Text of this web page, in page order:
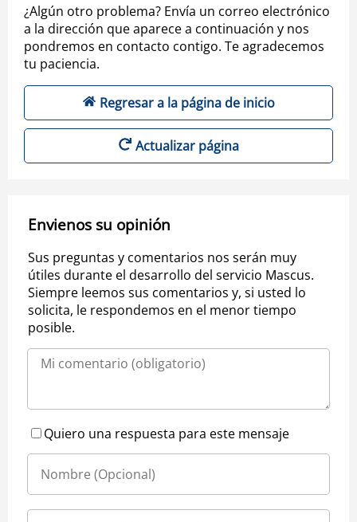
¿Algún otro problema? Envía un correo electrónico
a la dirección que aparece a continuación y nos
pondremos en contacto contigo. Te agradecemos
tu paciencia.
Regresar a la página de inicio
Actualizar página
Envienos su opinión
Sus preguntas y comentarios nos serán muy
útiles durante el desarrollo del servicio Mascus.
Siempre leemos sus comentarios y, si usted lo
solicita, le respondemos en el menor tiempo
posible.
Quiero una respuesta para este mensaje